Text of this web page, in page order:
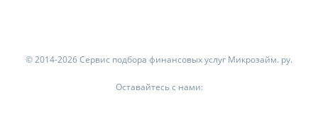
© 2014-2026 Сервис подбора финансовых услуг Микрозайм. ру.
Оставайтесь с нами: